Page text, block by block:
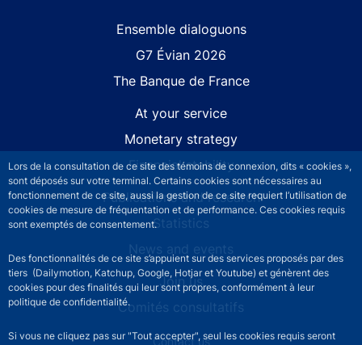
Lors de la consultation de ce site des témoins de connexion, dits « cookies »,
sont déposés sur votre terminal. Certains cookies sont nécessaires au
fonctionnement de ce site, aussi la gestion de ce site requiert l’utilisation de
cookies de mesure de fréquentation et de performance. Ces cookies requis
sont exemptés de consentement.
Des fonctionnalités de ce site s’appuient sur des services proposés par des
tiers (Dailymotion, Katchup, Google, Hotjar et Youtube) et génèrent des
cookies pour des finalités qui leur sont propres, conformément à leur
politique de confidentialité.
Si vous ne cliquez pas sur "Tout accepter", seul les cookies requis seront
Ensemble dialoguons
G7 Évian 2026
The Banque de France
At your service
Monetary strategy
Financial stability
Publications and research
Statistics
News and events
Join us
Comités consultatifs
Contact us